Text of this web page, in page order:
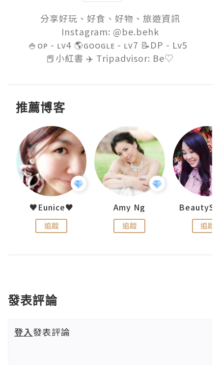
分享好玩、好食、好物、旅遊資訊
Instagram: @be.behk
🍚ᴏᴘ - ʟᴠ4 🌎ɢᴏᴏɢʟᴇ - ʟᴠ7 📝DP - Lv5
推薦博客
♥Eunice♥
追蹤
Amy Ng
追蹤 追蹤
發表評論
登入發表評論